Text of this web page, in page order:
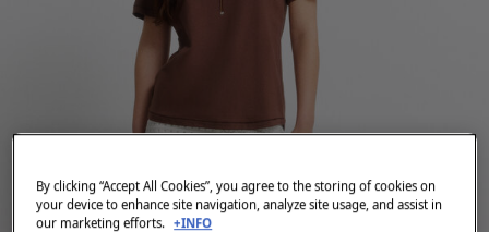
By clicking “Accept All Cookies”, you agree to the storing of cookies on
your device to enhance site navigation, analyze site usage, and assist in
our marketing efforts. +INFO